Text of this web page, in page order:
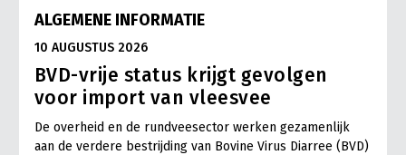
ALGEMENE INFORMATIE
10 AUGUSTUS 2026
BVD-vrije status krijgt gevolgen
voor import van vleesvee
De overheid en de rundveesector werken gezamenlijk
aan de verdere bestrijding van Bovine Virus Diarree (BVD)